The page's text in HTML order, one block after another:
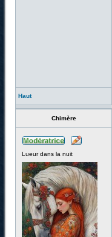
Haut
Chimère
Lueur dans la nuit